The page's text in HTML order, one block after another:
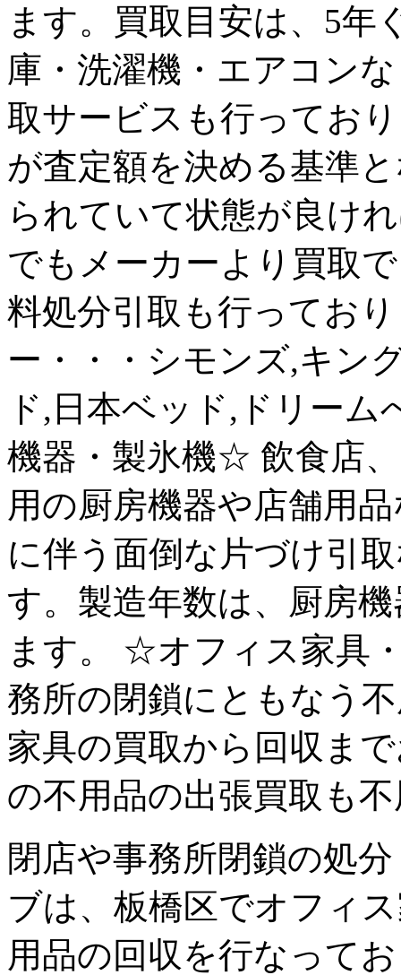
ます。買取目安は、5年
庫・洗濯機・エアコン
取サービスも行ってお
が査定額を決める基準
られていて状態が良け
でもメーカーより買取
料処分引取も行ってお
ー・・・シモンズ,キン
ド,日本ベッド,ドリー
機器・製氷機☆ 飲食店
用の厨房機器や店舗用
に伴う面倒な片づけ引
す。製造年数は、厨房
ます。 ☆オフィス家具
務所の閉鎖にともなう
家具の買取から回収ま
の不用品の出張買取も
閉店や事務所閉鎖の処
ブは、板橋区でオフィ
用品の回収を行なって